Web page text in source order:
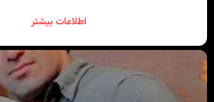
اطلاعات بیشتر